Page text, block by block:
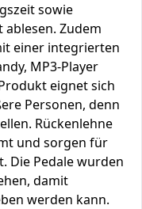
sowie
Zudem
einer integrierten
MP3-Player
eignet sich
Personen, denn
Rückenlehne
und sorgen für
Die Pedale wurden
damit
werden kann.